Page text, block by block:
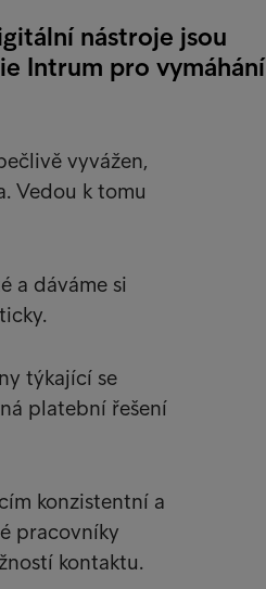
nástroje jsou
Intrum pro vymáhání
vyvážen,
Vedou k tomu
a dáváme si
týkající se
platební řešení
konzistentní a
pracovníky
kontaktu.